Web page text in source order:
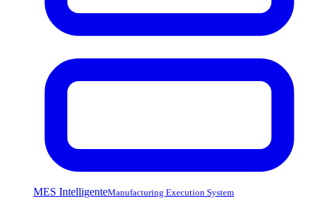
MES IntelligenteManufacturing Execution System